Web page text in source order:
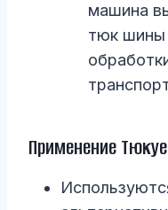
машина
тюк шины
Применение